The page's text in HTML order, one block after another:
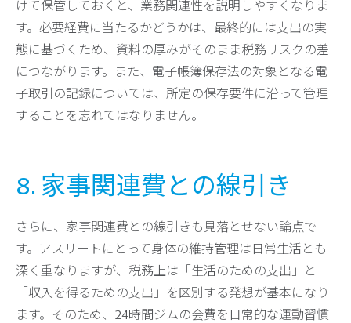
けて保管しておくと、業務関連性を説明しやすくなりま
す。必要経費に当たるかどうかは、最終的には支出の実
態に基づくため、資料の厚みがそのまま税務リスクの差
につながります。また、電子帳簿保存法の対象となる電
子取引の記録については、所定の保存要件に沿って管理
することを忘れてはなりません。
8. 家事関連費との線引き
さらに、家事関連費との線引きも見落とせない論点で
す。アスリートにとって身体の維持管理は日常生活とも
深く重なりますが、税務上は「生活のための支出」と
「収入を得るための支出」を区別する発想が基本になり
ます。そのため、24時間ジムの会費を日常的な運動習慣